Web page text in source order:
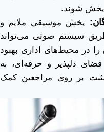
پخش شوند.
پخش موسیقی ملایم و
سیستم صوتی می‌تواند
را در محیط‌های اداری بهبود
دلپذیر و حرفه‌ای، به
بر روی مراجعین کمک